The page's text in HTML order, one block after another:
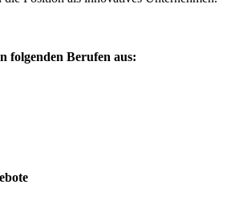
folgenden Berufen aus: